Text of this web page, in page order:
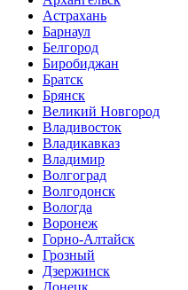
Астрахань
Барнаул
Белгород
Биробиджан
Братск
Брянск
Великий Новгород
Владивосток
Владикавказ
Владимир
Волгоград
Волгодонск
Вологда
Воронеж
Горно-Алтайск
Грозный
Дзержинск
Донецк